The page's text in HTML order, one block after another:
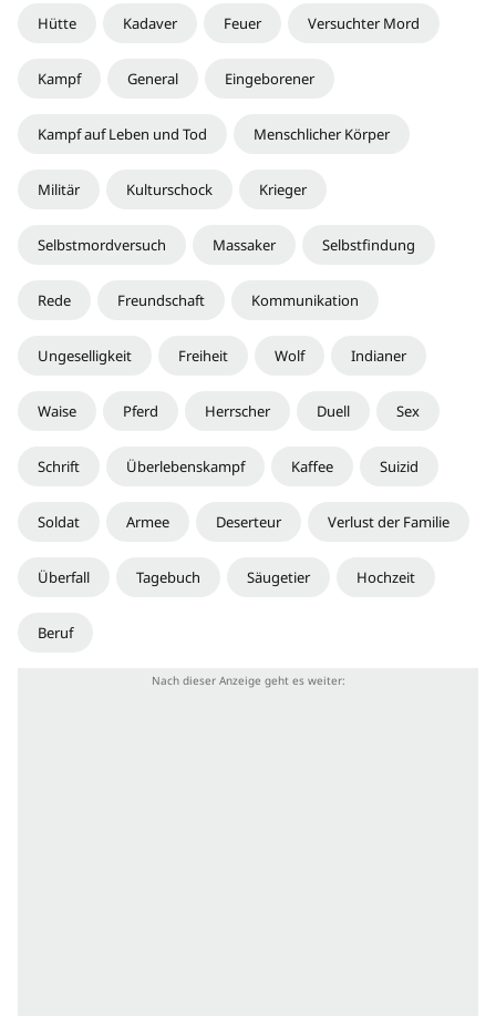
Hütte Kadaver Feuer Versuchter Mord
Kampf General Eingeborener
Kampf auf Leben und Tod Menschlicher Körper
Militär Kulturschock Krieger
Selbstmordversuch Massaker Selbstfindung
Rede Freundschaft Kommunikation
Ungeselligkeit Freiheit Wolf Indianer
Waise Pferd Herrscher Duell Sex
Schrift Überlebenskampf Kaffee Suizid
Soldat Armee Deserteur Verlust der Familie
Überfall Tagebuch Säugetier Hochzeit
Beruf